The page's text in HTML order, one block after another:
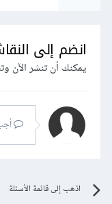
انضم إلى
يمكنك أن تنشر الآن
اذهب إلى قائمة الأسئلة